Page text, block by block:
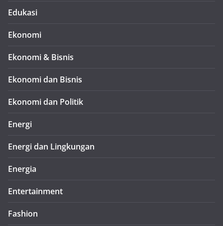
Edukasi
Ekonomi
Ekonomi & Bisnis
Ekonomi dan Bisnis
Ekonomi dan Politik
Energi
Energi dan Lingkungan
Energia
Entertainment
Fashion